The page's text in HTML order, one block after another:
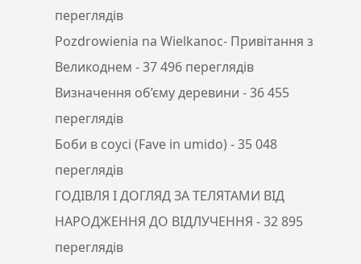
переглядів
Pozdrowienia na Wielkanoc- Привітання з
Великоднем - 37 496 переглядів
Визначення об’єму деревини - 36 455
переглядів
Боби в соусі (Fave in umido) - 35 048
переглядів
ГОДІВЛЯ І ДОГЛЯД ЗА ТЕЛЯТАМИ ВІД
НАРОДЖЕННЯ ДО ВІДЛУЧЕННЯ - 32 895
переглядів